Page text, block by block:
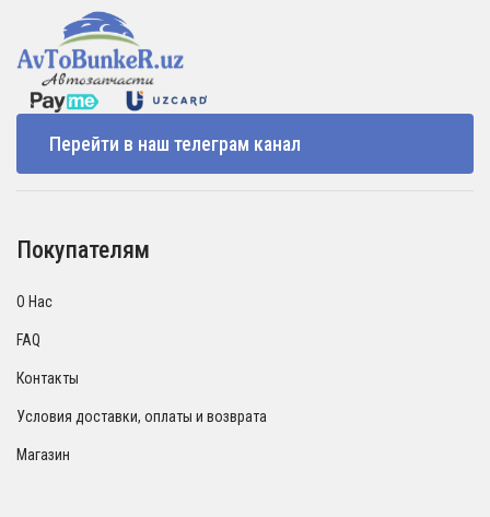
Перейти в наш телеграм канал
Покупателям
О Нас
FAQ
Контакты
Условия доставки, оплаты и возврата
Магазин